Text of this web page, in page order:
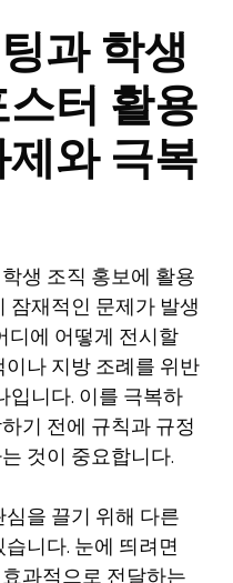
과 학생
터 활용
와 극복
생 조직 홍보에 활용
잠재적인 문제가 발생
디에 어떻게 전시할
나 지방 조례를 위반
입니다. 이를 극복하
기 전에 규칙과 규정
것이 중요합니다.
을 끌기 위해 다른
니다. 눈에 띄려면